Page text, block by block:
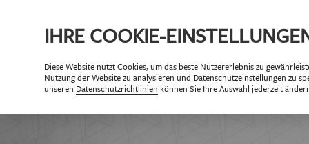
Partner der
IHRE COOKIE-
DieseWebsite nutzt Cookies, um das beste Nutzererlebnis zu
Nutzung derWebsitezu analysieren und Datenschutzeinstellungen zu
unseren Datenschutzrichtlinien können Sie Ihre Auswahl jederzeit